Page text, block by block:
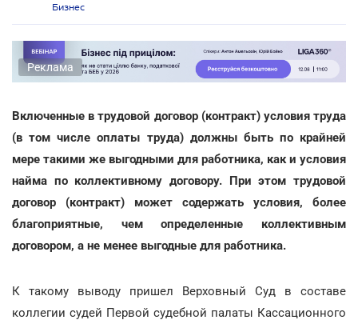
Бизнес
Реклама
Включенные в трудовой договор (контракт) условия труда
(в том числе оплаты труда) должны быть по крайней
мере такими же выгодными для работника, как и условия
найма по коллективному договору. При этом трудовой
договор (контракт) может содержать условия, более
благоприятные, чем определенные коллективным
договором, а не менее выгодные для работника.
К такому выводу пришел Верховный Суд в составе
коллегии судей Первой судебной палаты Кассационного